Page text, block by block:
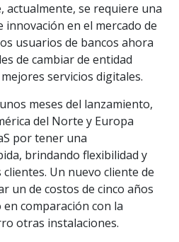
actualmente, se requiere una
en el mercado de
usuarios de bancos ahora
de cambiar de entidad
servicios digitales.
meses del lanzamiento,
del Norte y Europa
por tener una
brindando flexibilidad y
Un nuevo cliente de
un de costos de cinco años
comparación con la
otras instalaciones.